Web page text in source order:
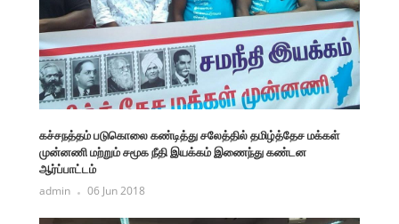
கச்சநத்தம் படுகொலை கண்டித்து சலேத்தில் தமிழ்த்தேச மக்கள்
முன்னணி மற்றும் சமூக நீதி இயக்கம் இணைந்து கண்டன
ஆர்ப்பாட்டம்
admin 06 Jun 2018